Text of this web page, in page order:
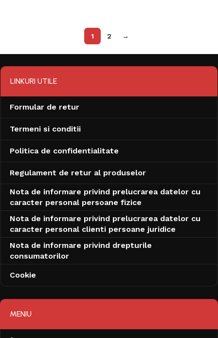
1 2 →
LINKURI UTILE
Formular de retur
Termeni si conditii
Politica de confidentialitate
Regulament de retur al produselor
Nota de informare privind prelucrarea datelor cu
caracter personal persoane fizice
Nota de informare privind prelucrarea datelor cu
caracter personal clienti persoane juridice
Nota de informare privind drepturile
consumatorilor
Cookie
MENIU